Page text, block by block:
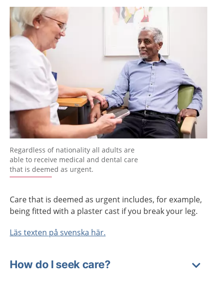
Regardless of nationality all adults are
able to receive medical and dental care
that is deemed as urgent.
Care that is deemed as urgent includes, for example,
being fitted with a plaster cast if you break your leg.
Läs texten på svenska här.
How do I seek care?